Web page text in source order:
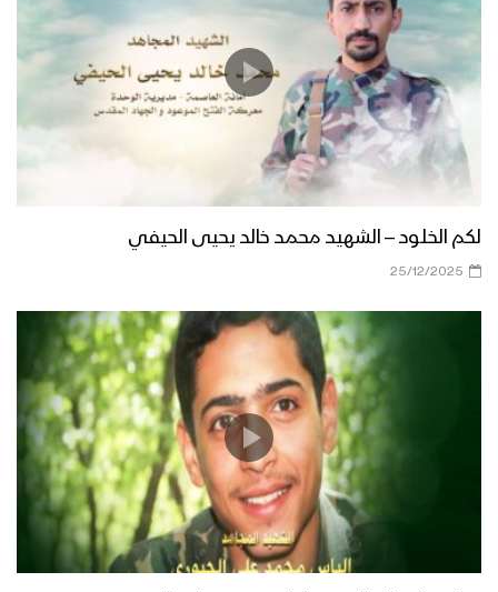
لكم الخلود – الشهيد محمد خالد يحيى الحيفي
25/12/2025